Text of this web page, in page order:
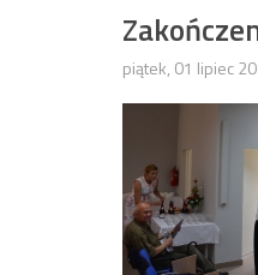
piątek, 01 lipiec